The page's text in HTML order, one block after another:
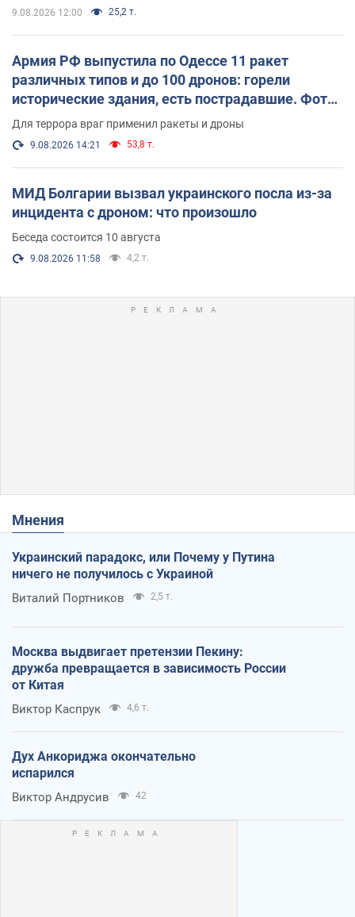
9.08.2026 12:00 25,2 т.
Армия РФ выпустила по Одессе 11 ракет
различных типов и до 100 дронов: горели
исторические здания, есть пострадавшие. Фото
и видео
Для террора враг применил ракеты и дроны
9.08.2026 14:21 53,8 т.
МИД Болгарии вызвал украинского посла из-за
инцидента с дроном: что произошло
Беседа состоится 10 августа
9.08.2026 11:58 4,2 т.
Мнения
Украинский парадокс, или Почему у Путина
ничего не получилось с Украиной
Виталий Портников 2,5 т.
Москва выдвигает претензии Пекину:
дружба превращается в зависимость России
от Китая
Виктор Каспрук 4,6 т.
Дух Анкориджа окончательно
испарился
Виктор Андрусив 42